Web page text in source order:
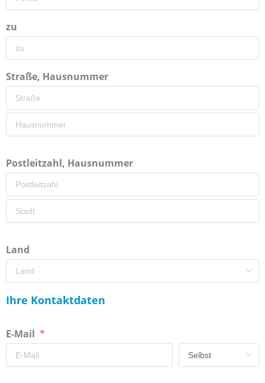
zu
Straße, Hausnummer
Postleitzahl, Hausnummer
Land
Ihre Kontaktdaten
E-Mail